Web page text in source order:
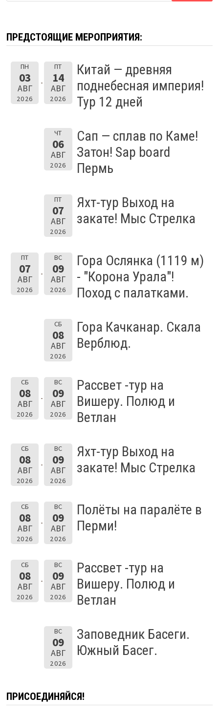
ПРЕДСТОЯЩИЕ МЕРОПРИЯТИЯ:
ПН
03
АВГ
2026
ПТ
14
АВГ
2026
Китай — древняя
поднебесная империя!
Тур 12 дней
ЧТ
06
АВГ
2026
Сап — сплав по Каме!
Затон! Sap board
Пермь
ПТ
07
АВГ
2026
Яхт-тур Выход на
закате! Мыс Стрелка
ПТ
07
АВГ
2026
ВС
09
АВГ
2026
Гора Ослянка (1119 м)
- "Корона Урала"!
Поход с палатками.
СБ
08
АВГ
2026
Гора Качканар. Скала
Верблюд.
СБ
08
АВГ
2026
ВС
09
АВГ
2026
Рассвет -тур на
Вишеру. Полюд и
Ветлан
СБ
08
АВГ
2026
ВС
09
АВГ
2026
Яхт-тур Выход на
закате! Мыс Стрелка
СБ
08
АВГ
2026
ВС
09
АВГ
2026
Полёты на паралёте в
Перми!
СБ
08
АВГ
2026
ВС
09
АВГ
2026
Рассвет -тур на
Вишеру. Полюд и
Ветлан
ВС
09
АВГ
2026
Заповедник Басеги.
Южный Басег.
ПРИСОЕДИНЯЙСЯ!